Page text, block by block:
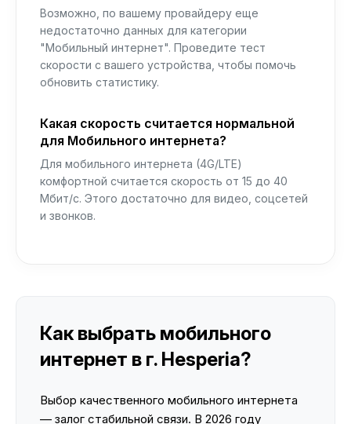
Возможно, по вашему провайдеру еще
недостаточно данных для категории
"Мобильный интернет". Проведите тест
скорости с вашего устройства, чтобы помочь
обновить статистику.
Какая скорость считается нормальной
для Мобильного интернета?
Для мобильного интернета (4G/LTE)
комфортной считается скорость от 15 до 40
Мбит/с. Этого достаточно для видео, соцсетей
и звонков.
Как выбрать мобильного
интернет в г. Hesperia?
Выбор качественного мобильного интернета
— залог стабильной связи. В 2026 году